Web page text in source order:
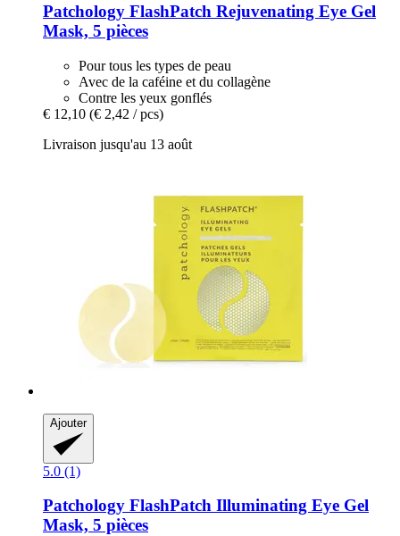
Patchology FlashPatch Rejuvenating Eye Gel
Mask, 5 pièces
Pour tous les types de peau
Avec de la caféine et du collagène
Contre les yeux gonflés
€ 12,10 (€ 2,42 / pcs)
Livraison jusqu'au 13 août
Ajouter
5.0 (1)
Patchology FlashPatch Illuminating Eye Gel
Mask, 5 pièces